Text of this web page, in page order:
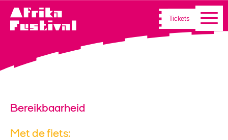
Tickets
Bereikbaarheid
Met de fiets: